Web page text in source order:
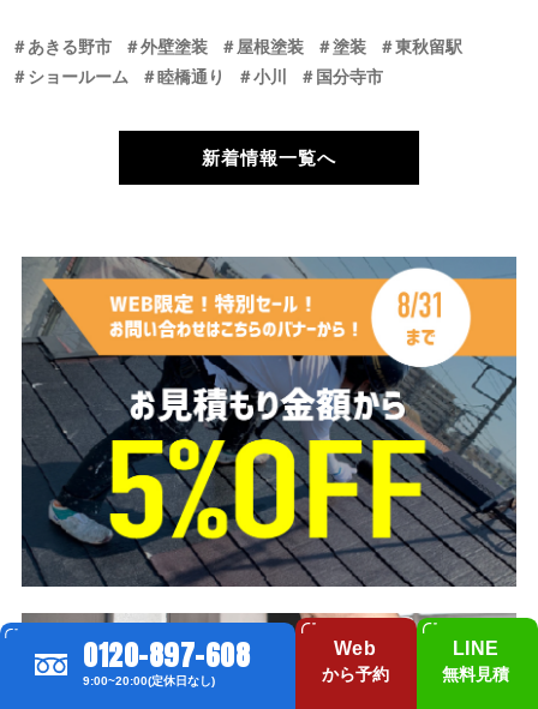
＃あきる野市 ＃外壁塗装 ＃屋根塗装 ＃塗装
＃東秋留駅
＃ショールーム
＃睦橋通り ＃小川 ＃国分寺市
新着情報一覧へ
0120-897-608
9:00~20:00(定休日なし)
Web
から予約
LINE
無料見積